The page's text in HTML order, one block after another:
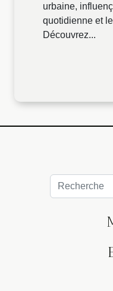
urbaine,
quotidienne et
Découvrez...